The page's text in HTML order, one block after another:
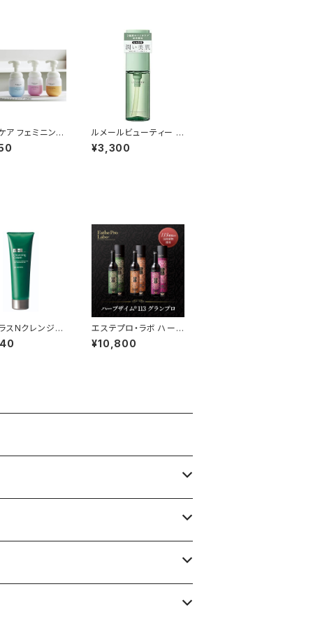
ア フェミニンシ
ルメールビューティー モ
イスチャーオイル 30m
L
¥3,300
スNクレンジン
ム
エステプロ・ラボ ハーブ
ザイム® 113 グランプ
ロ シリーズ
¥10,800